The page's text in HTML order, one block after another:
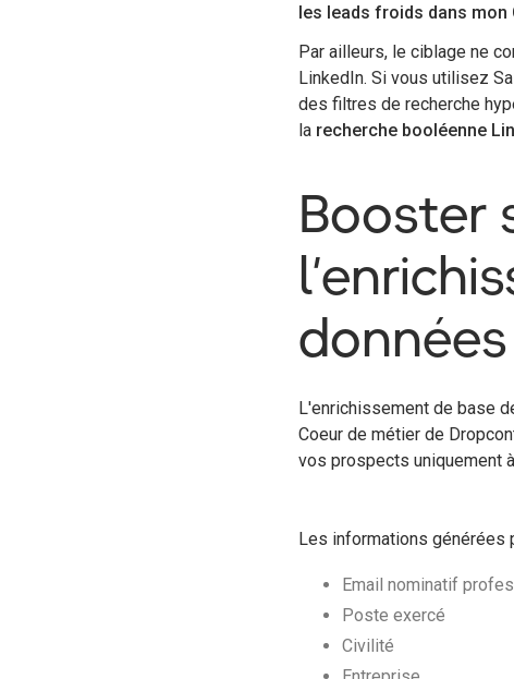
les leads froids dans mon
Par ailleurs, le ciblage ne
LinkedIn. Si vous utilisez
des filtres de recherche
la recherche booléenne
Booster
données
L'enrichissement de base
Coeur de métier de
vos prospects uniquement
Les informations générées
Email nominatif
Poste exercé
Civilité